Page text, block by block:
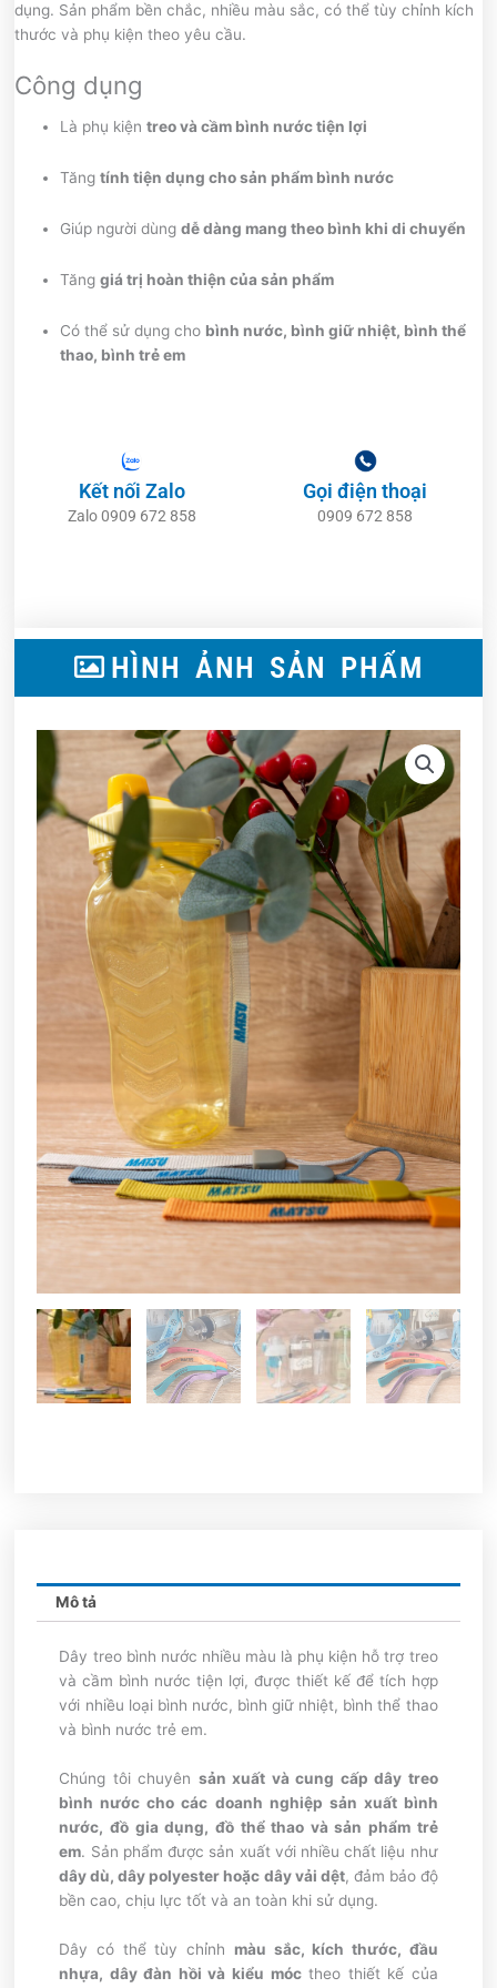
dụng. Sản phẩm bền chắc, nhiều màu sắc, có thể tùy chỉnh kích
thước và phụ kiện theo yêu cầu.
Công dụng
Là phụ kiệntreo và cầm bình nước tiện lợi
Tăngtính tiện dụng cho sản phẩm bình nước
Giúp người dùngdễ dàng mang theo bình khi di chuyển
Tănggiá trị hoàn thiện của sản phẩm
Có thể sử dụng cho bình nước, bình giữ nhiệt, bình thể
thao, bình trẻ em
Kết nối Zalo
Zalo 0909 672 858
Gọi điện thoại
0909 672 858
HÌNH ẢNH SẢN PHẨM
Mô tả
Dây treo bình nước nhiều màu là phụ kiện hỗ trợ treo
và cầm bình nước tiện lợi, được thiết kế để tích hợp
với nhiều loại bình nước, bình giữ nhiệt, bình thể thao
và bình nước trẻ em.
Chúng tôi chuyên sản xuất và cung cấp dây treo
bình nước cho các doanh nghiệp sản xuất bình
nước, đồ gia dụng, đồ thể thao và sản phẩm trẻ
em. Sản phẩm được sản xuất với nhiều chất liệu như
dây dù, dây polyester hoặc dây vải dệt, đảm bảo độ
bền cao, chịu lực tốt và an toàn khi sử dụng.
Dây có thể tùy chỉnh màu sắc, kích thước, đầu
nhựa, dây đàn hồi và kiểu móctheo thiết kế của